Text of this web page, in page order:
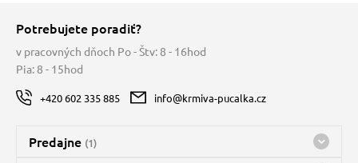
Potrebujete poradiť?
v pracovných dňoch Po - Štv: 8 - 16hod
Pia: 8 - 15hod
+420 602 335 885 info@krmiva-pucalka.cz
Predajne (1)